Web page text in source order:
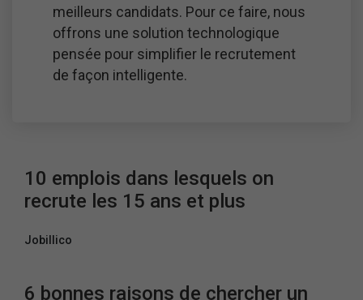
meilleurs candidats. Pour ce faire, nous
offrons une solution technologique
pensée pour simplifier le recrutement
de façon intelligente.
10 emplois dans lesquels on
recrute les 15 ans et plus
Jobillico
6 bonnes raisons de chercher un